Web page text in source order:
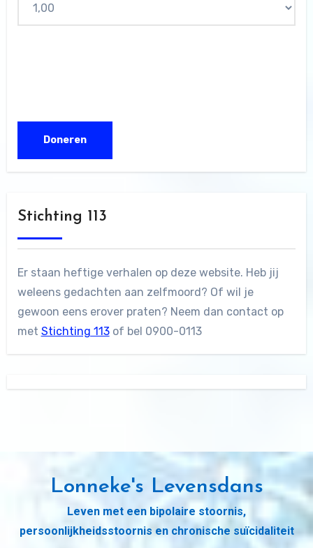
Stichting 113
Er staan heftige verhalen op deze website. Heb jij
weleens gedachten aan zelfmoord? Of wil je
gewoon eens erover praten? Neem dan contact op
met Stichting 113of bel 0900-0113
Lonneke's Levensdans
Leven met een bipolaire stoornis,
persoonlijkheidsstoornis en chronische suïcidaliteit